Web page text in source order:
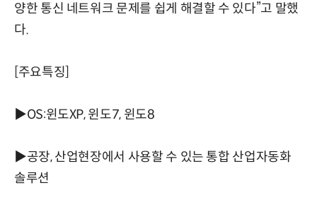
양한 통신 네트워크 문제를 쉽게 해결할 수 있다”고 말했
다.
[주요특징]
▶OS:윈도XP, 윈도7, 윈도8
▶공장, 산업현장에서 사용할 수 있는 통합 산업자동화
솔루션